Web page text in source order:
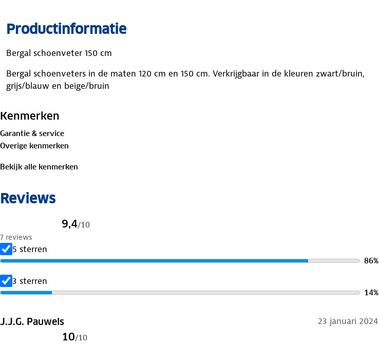
Productinformatie
Bergal schoenveter 150 cm
Bergal schoenveters in de maten 120 cm en 150 cm. Verkrijgbaar in de kleuren zwart/bruin,
grijs/blauw en beige/bruin
Kenmerken
Garantie & service
Overige kenmerken
Bekijk alle kenmerken
Reviews
9,4/10
7 reviews
5 sterren
86%
3 sterren
14%
J.J.G. Pauwels 23 januari 2024
10/10